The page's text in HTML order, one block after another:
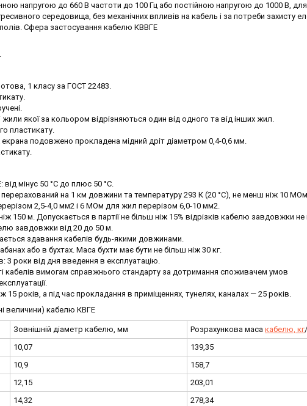
напругою до 660 В частоти до 100 Гц або постійною напругою до 1000 В,
середовища, без механічних впливів на кабель і за потреби захисту
Сфера застосування кабелю КВВГЕ
1 класу за ГОСТ 22483.
жили якої за кольором відрізняються один від одного та від інших жил.
пластикату.
подовжено прокладена мідний дріт діаметром 0,4-0,6 мм.
від мінус 50 °C до плюс 50 °C.
перерахований на 1 км довжини та температуру 293 К (20 °C), не менш ніж 10
2,5-4,0 мм2 і 6 МОм для жил перерізом 6,0-10 мм2.
150 м. Допускається в партії не більш ніж 15% відрізків кабелю завдовжки
завдовжки від 20 до 50 м.
здавання кабелів будь-якими довжинами.
або в бухтах. Маса бухти має бути не більш ніж 30 кг.
3 роки від дня введення в експлуатацію.
кабелів вимогам справжнього стандарту за дотримання споживачем умов
15 років, а під час прокладання в приміщеннях, тунелях, каналах — 25 років.
величини) кабелю КВГЕ
Зовнішній діаметр кабелю, мм Розрахункова маса кабелю, кг
10,07
139,35
10,9
158,7
12,15
203,01
14,32
278,34